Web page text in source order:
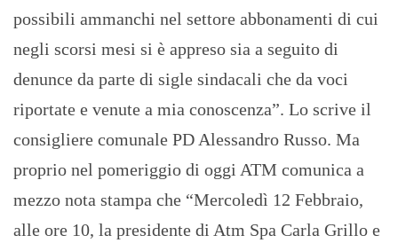
possibili ammanchi nel settore abbonamenti di cui
negli scorsi mesi si è appreso sia a seguito di
denunce da parte di sigle sindacali che da voci
riportate e venute a mia conoscenza”. Lo scrive il
consigliere comunale PD Alessandro Russo. Ma
proprio nel pomeriggio di oggi ATM comunica a
mezzo nota stampa che “Mercoledì 12 Febbraio,
alle ore 10, la presidente di Atm Spa Carla Grillo e